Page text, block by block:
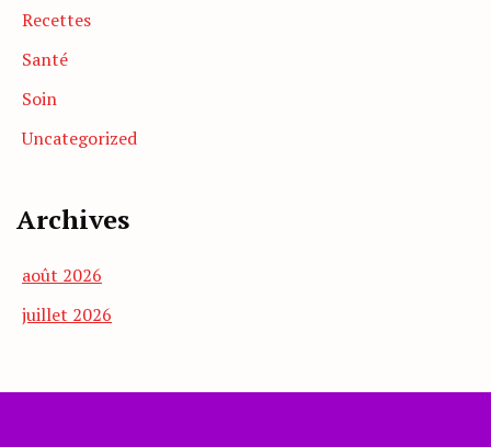
Recettes
Santé
Soin
Uncategorized
Archives
août 2026
juillet 2026